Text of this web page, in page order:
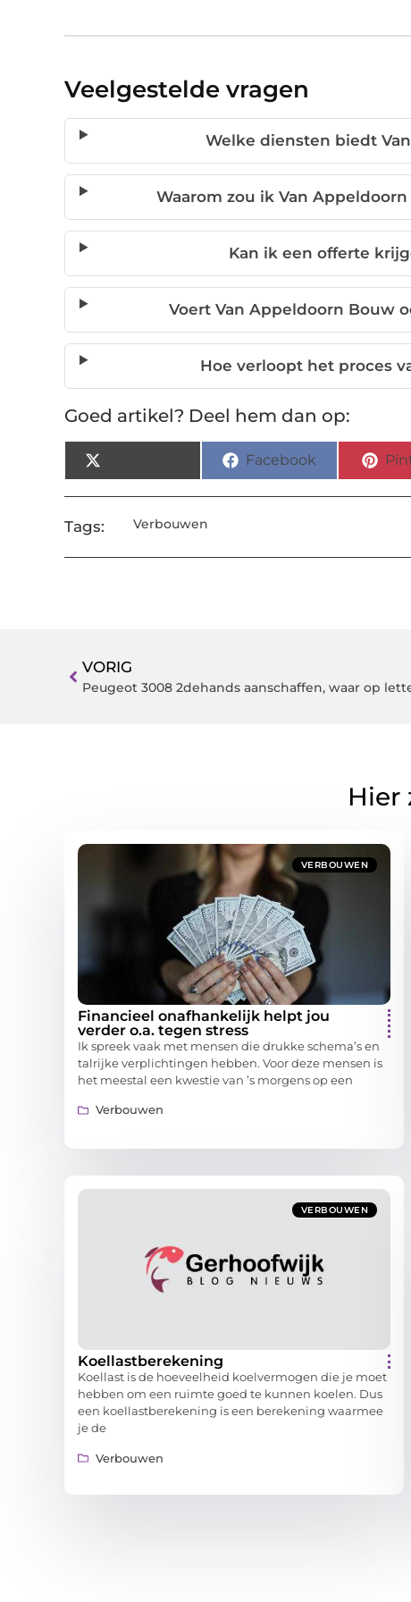
Veelgestelde vragen
Welke diensten biedt
Waarom zou ik Van
Kan ik een offerte
Voert Van Appeldoorn Bouw
Hoe verloopt het proces
Goed artikel? Deel hem dan op:
Facebook
Tags: Verbouwen
VORIG
Peugeot 3008 2dehands aanschaffen, waar op
Hier
VERBOUWEN
Financieel onafhankelijk helpt jou
verder o.a. tegen stress
Ik spreek vaak met mensen die drukke schema’s en
talrijke verplichtingen hebben. Voor deze mensen is
het meestal een kwestie van ’s morgens op een
Verbouwen
VERBOUWEN
Koellastberekening
Koellast is de hoeveelheid koelvermogen die je moet
hebben om een ruimte goed te kunnen koelen. Dus
een koellastberekening is een berekening waarmee
je de
Verbouwen